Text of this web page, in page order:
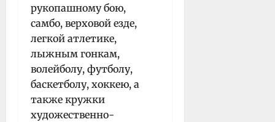
рукопашному бою,
самбо, верховой езде,
легкой атлетике,
лыжным гонкам,
волейболу, футболу,
баскетболу, хоккею, а
также кружки
художественно-